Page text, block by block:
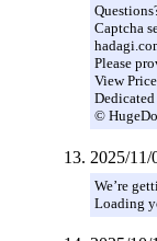
Captcha
Please
View
©
2025/11/
We’re
Loading